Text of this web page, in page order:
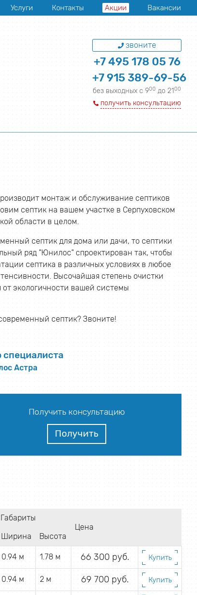
Услуги Контакты Акции Вакансии
звоните
+7 495 178 05 76
+7 915 389-69-56
без выходных с 900до 2100
получить консультацию
монтаж и обслуживание септиков
септик на вашем участке в Серпуховском
области в целом.
септик для дома или дачи, то септики
ряд "Юнилос" спроектирован так, чтобы
септика в различных условиях в любое
Высочайшая степень очистки
от экологичности вашей системы
септик? Звоните!
Астра
Получить консультацию
Получить
Габариты
Цена
Ширина Высота
0.94 м 1.78 м 66 300 руб. Купить
0.94 м 2 м 69 700 руб. Купить